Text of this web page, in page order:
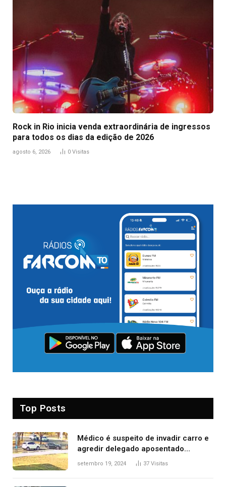
Rock in Rio inicia venda extraordinária de ingressos
para todos os dias da edição de 2026
agosto 6, 2026 0 Visitas
Top Posts
Médico é suspeito de invadir carro e
agredir delegado aposentado
durante confusão no trânsito
setembro 19, 2024 37 Visitas